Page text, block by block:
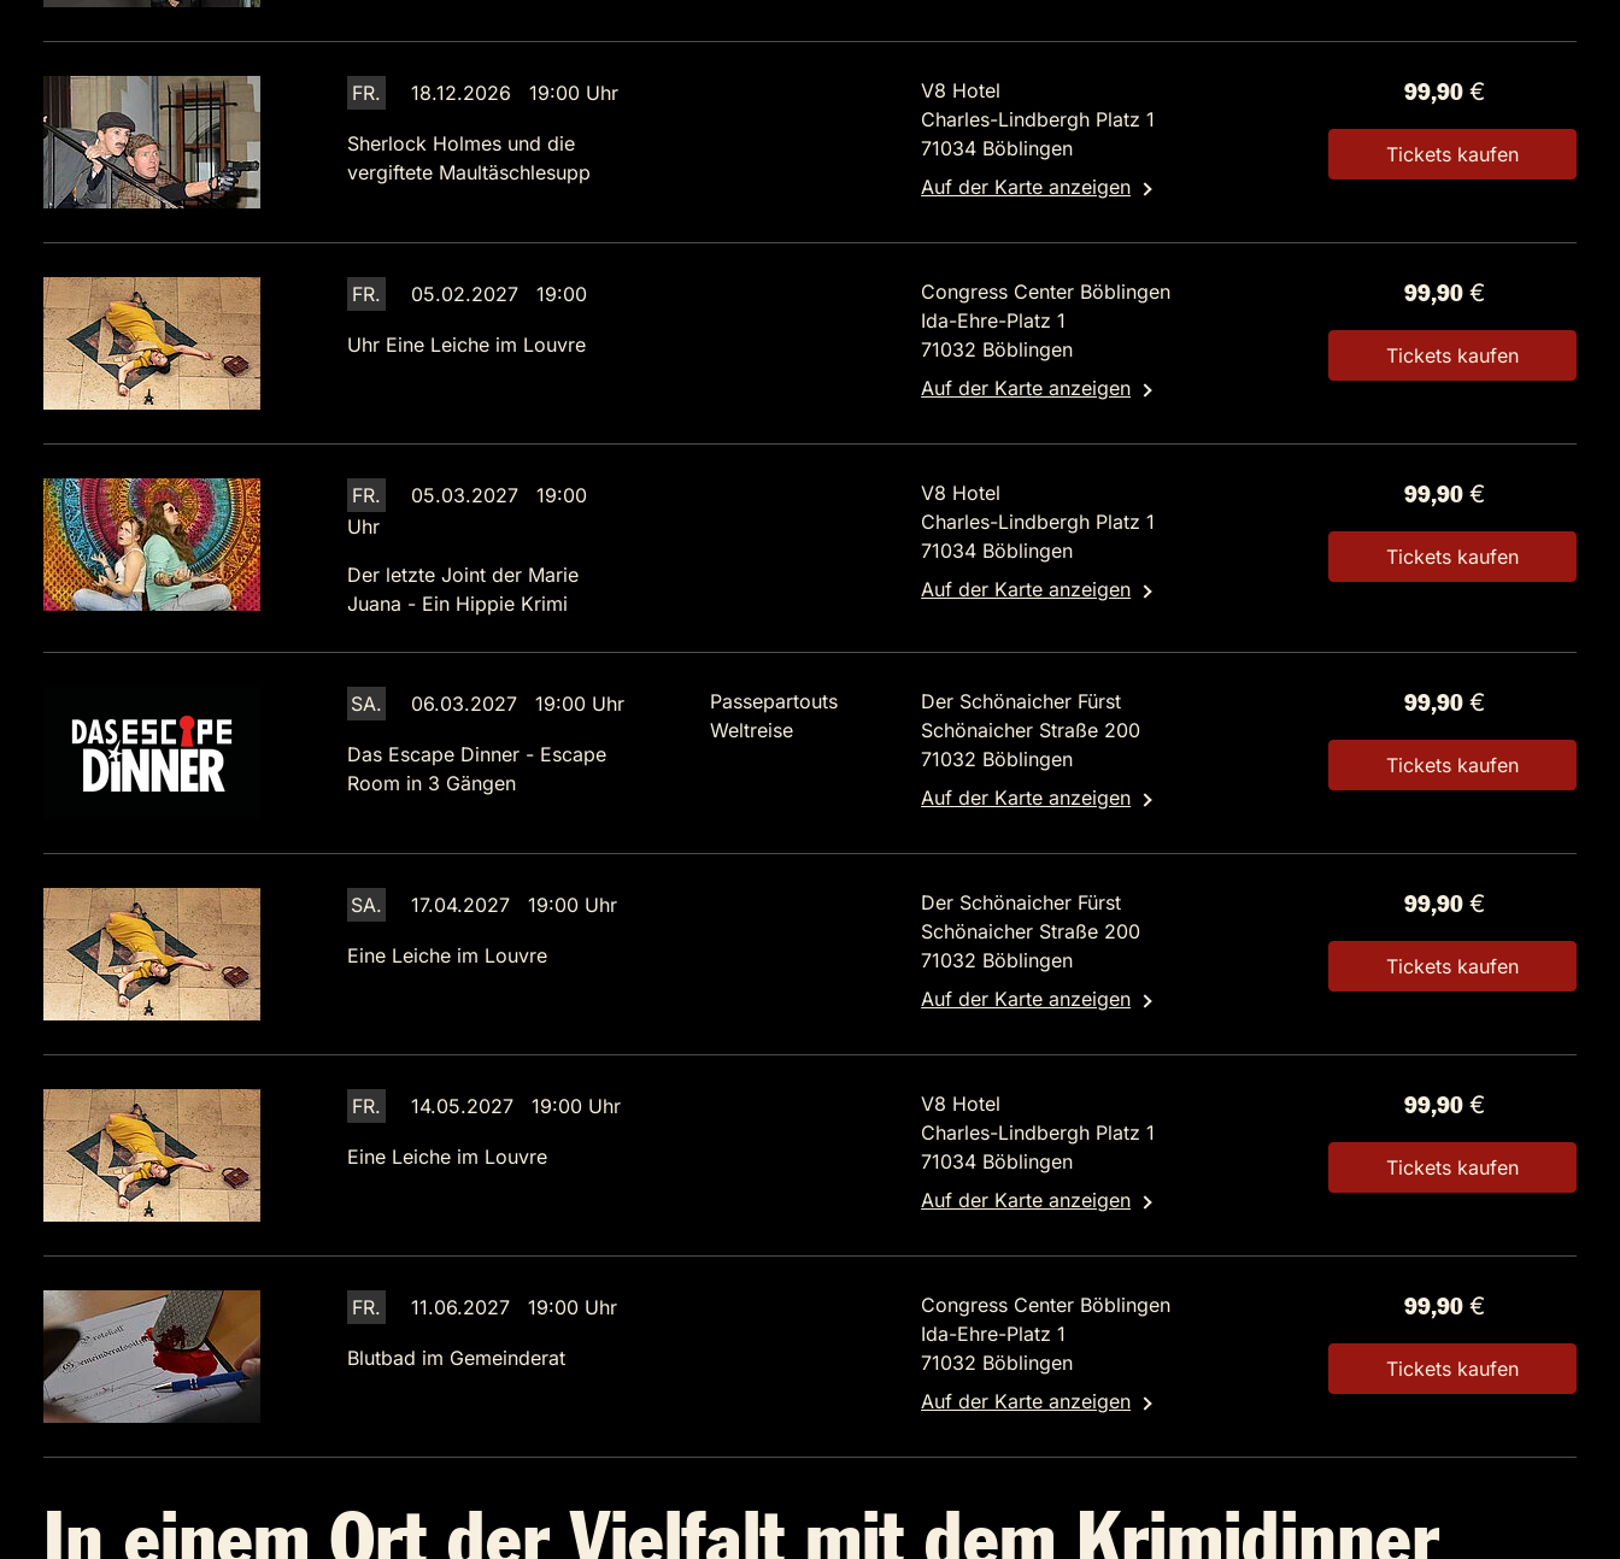
FR. 18.12.2026 19:00 Uhr
Sherlock Holmes und die
vergiftete Maultäschlesupp
V8 Hotel
Charles-Lindbergh Platz 1
71034 Böblingen
Auf der Karte anzeigen
99,90 €
Tickets kaufen
FR. 05.02.2027 19:00
Uhr Eine Leiche im Louvre
Congress Center Böblingen
Ida-Ehre-Platz 1
71032 Böblingen
Auf der Karte anzeigen
99,90 €
Tickets kaufen
FR.
05.03.2027 19:00
Uhr
Der letzte Joint der Marie
Juana - Ein Hippie Krimi
V8 Hotel
Charles-Lindbergh Platz 1
71034 Böblingen
Auf der Karte anzeigen
99,90 €
Tickets kaufen
SA. 06.03.2027 19:00 Uhr
Das Escape Dinner - Escape
Room in 3 Gängen
Passepartouts
Weltreise
Der Schönaicher Fürst
Schönaicher Straße 200
71032 Böblingen
Auf der Karte anzeigen
99,90 €
Tickets kaufen
SA. 17.04.2027 19:00 Uhr
Eine Leiche im Louvre
Der Schönaicher Fürst
Schönaicher Straße 200
71032 Böblingen
Auf der Karte anzeigen
99,90 €
Tickets kaufen
FR. 14.05.2027 19:00 Uhr
Eine Leiche im Louvre
V8 Hotel
Charles-Lindbergh Platz 1
71034 Böblingen
Auf der Karte anzeigen
99,90 €
Tickets kaufen
FR. 11.06.2027 19:00 Uhr
Blutbad im Gemeinderat
Congress Center Böblingen
Ida-Ehre-Platz 1
71032 Böblingen
Auf der Karte anzeigen
99,90 €
Tickets kaufen
In einem Ort der Vielfalt mit dem Krimidinner